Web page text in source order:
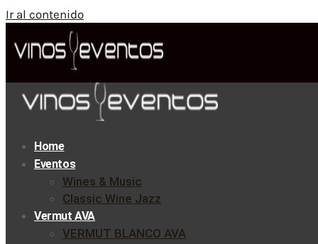
Ir al contenido
Home
Eventos
Wines & Music
Classic Wine Jazz
Vermut AVA
VERMUT BLANCO AVA